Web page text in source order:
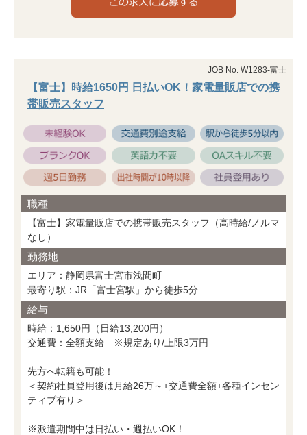
JOB No. W1283-富士
【富士】時給1650円 日払いOK！家電量販店での携
帯販売スタッフ
職種
【富士】家電量販店での携帯販売スタッフ（高時給/ノルマ
なし）
勤務地
エリア：静岡県富士宮市浅間町
最寄り駅：JR「富士宮駅」から徒歩5分
給与
時給：1,650円（日給13,200円）
交通費：全額支給 ※規定あり/上限3万円
先方へ転籍も可能！
＜契約社員登用後は月給26万～+交通費全額+各種インセン
ティブ有り＞
※派遣期間中は日払い・週払いOK！